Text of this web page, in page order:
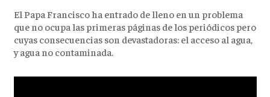
El Papa Francisco ha entrado de lleno en un problema
que no ocupa las primeras páginas de los periódicos pero
cuyas consecuencias son devastadoras: el acceso al agua,
y agua no contaminada.